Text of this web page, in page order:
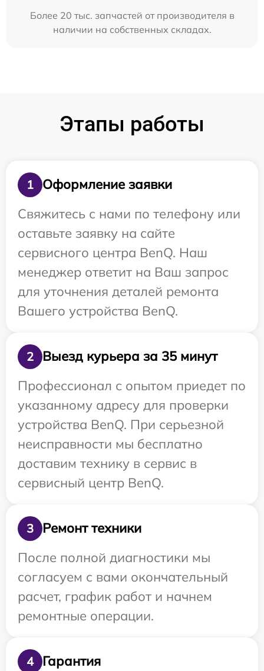
Более 20 тыс. запчастей от производителя в
наличии на собственных складах.
Этапы работы
1
Оформление заявки
Свяжитесь с нами по телефону или
оставьте заявку на сайте
сервисного центра BenQ. Наш
менеджер ответит на Ваш запрос
для уточнения деталей ремонта
Вашего устройства BenQ.
2
Выезд курьера за 35 минут
Профессионал с опытом приедет по
указанному адресу для проверки
устройства BenQ. При серьезной
неисправности мы бесплатно
доставим технику в сервис в
сервисный центр BenQ.
3
Ремонт техники
После полной диагностики мы
согласуем с вами окончательный
расчет, график работ и начнем
ремонтные операции.
4 Гарантия